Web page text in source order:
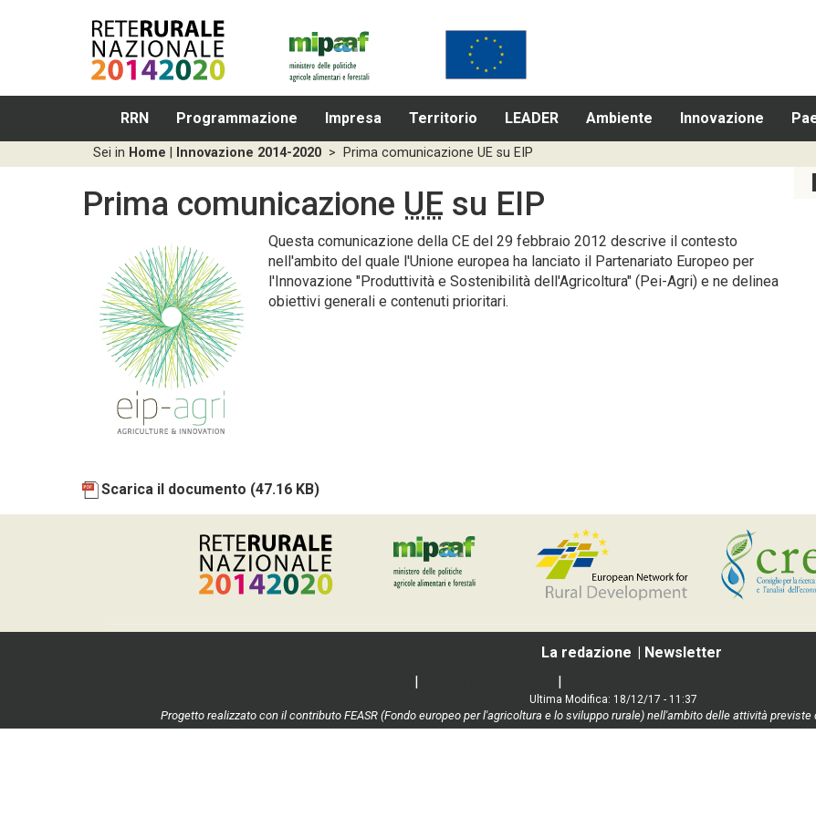
RRN Programmazione Impresa Territorio LEADER Ambiente Innovazione
Sei in Home Innovazione 2014-2020 > Prima comunicazione UE su EIP
Prima comunicazione UE su EIP
Questa comunicazione della CE del 29 febbraio 2012 descrive il contesto
nell'ambito del quale l'Unione europea ha lanciato il Partenariato Europeo per
l'Innovazione "Produttività e Sostenibilità dell'Agricoltura" (Pei-Agri) e ne delinea
obiettivi generali e contenuti prioritari.
Scarica il documento (47.16 KB)
La redazione
Newsletter
|
|
Ultima Modifica: 18/12/17 - 11:37
Progetto realizzato con il contributo FEASR (Fondo europeo per l'agricoltura e lo sviluppo rurale) nell'ambito delle attività